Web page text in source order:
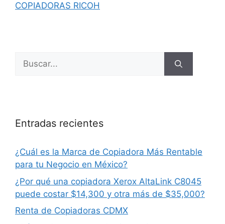
COPIADORAS RICOH
Entradas recientes
¿Cuál es la Marca de Copiadora Más Rentable
para tu Negocio en México?
¿Por qué una copiadora Xerox AltaLink C8045
puede costar $14,300 y otra más de $35,000?
Renta de Copiadoras CDMX